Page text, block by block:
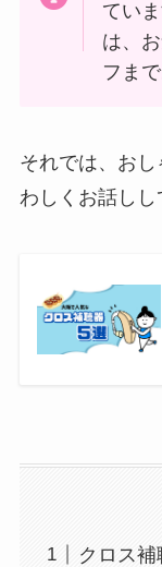
てい
は、
フま
それでは、おし
わしくお話しし
クロス補